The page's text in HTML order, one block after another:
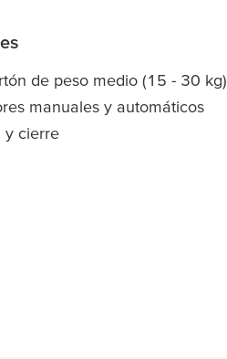
de peso medio (15 - 30 kg)
manuales y automáticos
y cierre